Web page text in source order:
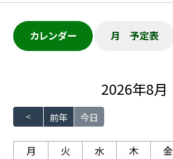
カレンダー 月 予定表
前年 今日
2026年8月
月 火 水 木 金